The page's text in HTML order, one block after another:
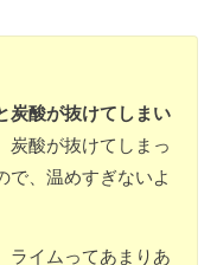
炭酸が抜けてしまい
炭酸が抜けてしまっ
で、温めすぎないよ
ライムってあまりあ